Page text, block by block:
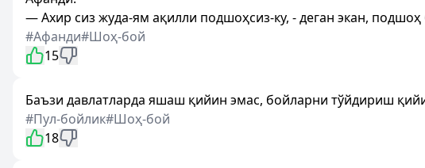
— Ахир сиз жуда-ям ақилли подшоҳсиз-ку, - деган экан,
#Афанди#Шоҳ-бой
15
Баъзи давлатларда яшаш қийин эмас, бойларни тўйдириш
#Пул-бойлик#Шоҳ-бой
18